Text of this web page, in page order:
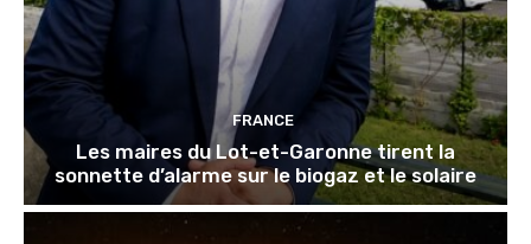
FRANCE
Les maires du Lot-et-Garonne tirent la
sonnette d’alarme sur le biogaz et le solaire